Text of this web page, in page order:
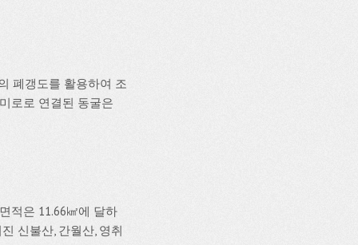
폐갱도를 활용하여 조
로로 연결된 동굴은
적은 11.66㎢에 달하
신불산, 간월산, 영취